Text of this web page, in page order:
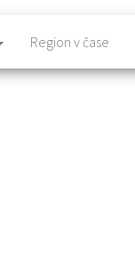
Region v čase